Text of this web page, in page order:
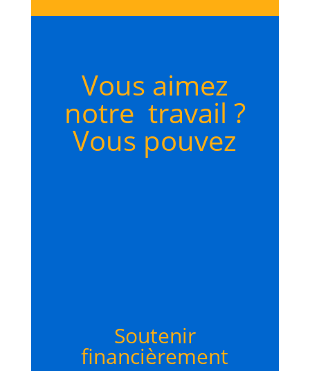
Vous aimez
notre travail ?
Vous pouvez
Soutenir
financièrement